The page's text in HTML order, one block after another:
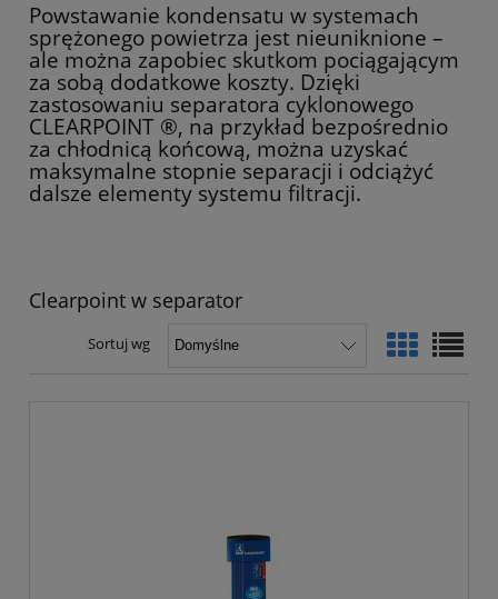
Powstawanie kondensatu w systemach
sprężonego powietrza jest nieuniknione –
ale można zapobiec skutkom pociągającym
za sobą dodatkowe koszty. Dzięki
zastosowaniu separatora cyklonowego
CLEARPOINT ®, na przykład bezpośrednio
za chłodnicą końcową, można uzyskać
maksymalne stopnie separacji i odciążyć
dalsze elementy systemu filtracji.
Clearpoint w separator
Sortuj wg